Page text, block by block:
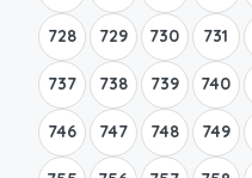
728 729 730 731
737 738 739 740
746 747 748 749